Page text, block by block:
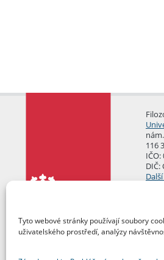
Tyto webové stránky používají soubory
uživatelského prostředí, analýzy
116
IČO:
DIČ: